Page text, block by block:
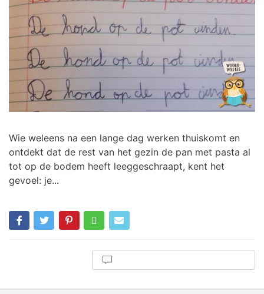
Wie weleens na een lange dag werken thuiskomt en
ontdekt dat de rest van het gezin de pan met pasta al
tot op de bodem heeft leeggeschraapt, kent het
gevoel: je...